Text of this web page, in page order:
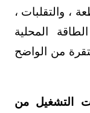
، والتقلبات ،
المحلية
من الواضح
التشغيل من